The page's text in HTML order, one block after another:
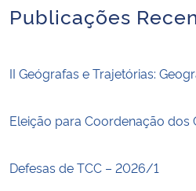
Advocacia-Geral da União
Banco Central do Brasil
Publicações
II Geógrafas e Trajetórias:
Eleição para Coordenação dos
Defesas de TCC – 2026/1